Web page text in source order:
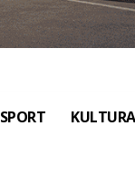
SPORT KULTURA